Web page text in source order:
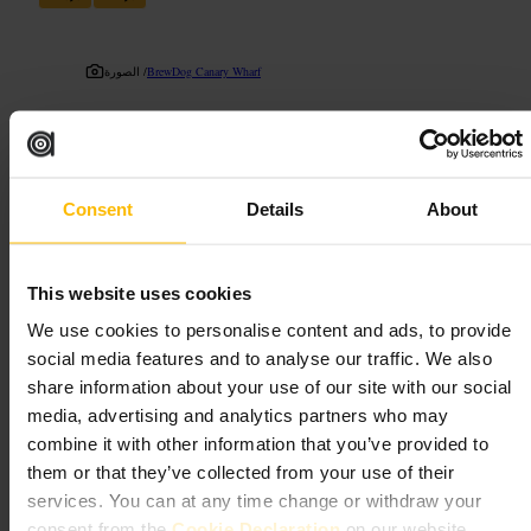
Consent Details About
This website uses cookies
We use cookies to personalise content and ads, to provide
social media features and to analyse our traffic. We also
share information about your use of our site with our social
media, advertising and analytics partners who may
combine it with other information that you’ve provided to
them or that they’ve collected from your use of their
services. You can at any time change or withdraw your
الصورة /BrewDog Canary Wharf
“بيرة جيدة، مكان عملي في قلب كناري وارف”
مناسب لـ
#بيرة #كناري_وارف #خروجات_لندن
# مشروبات
ما الذي تتوقعه
قائمة قصيرة ومركزة على البرغر والأطباق السهلة للمشاركة. قسم عائلي
مع وجبات أطفال، طاولات كبيرة للمجموعات، وطاولة تنس طاولة في
الطابق العلوي عند توفرها. طاقم ودود وسريع الخدمة، أجواء غير رسمية
تناسب الجلوس الطويل ومحادثات العمل الخفيفة.